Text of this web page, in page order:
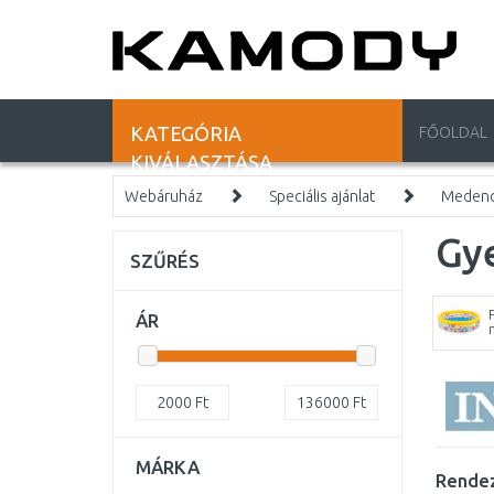
KATEGÓRIA
KIVÁLASZTÁSA
FŐOLDAL
Webáruház Speciális ajánlat
SZŰRÉS
ÁR
2000 Ft 136000 Ft
MÁRKA